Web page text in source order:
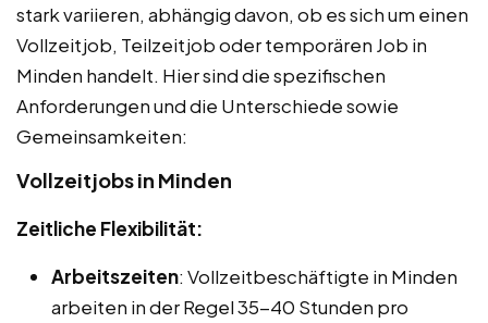
stark variieren, abhängig davon, ob es sich um einen
Vollzeitjob, Teilzeitjob oder temporären Job in
Minden handelt. Hier sind die spezifischen
Anforderungen und die Unterschiede sowie
Gemeinsamkeiten:
Vollzeitjobs in Minden
Zeitliche Flexibilität:
Arbeitszeiten: Vollzeitbeschäftigte in Minden
arbeiten in der Regel 35-40 Stunden pro